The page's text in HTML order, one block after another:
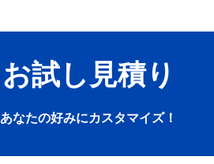
お試し見積り
あなたの好みにカスタマイズ！